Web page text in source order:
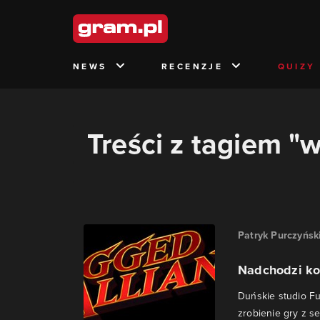
NEWS RECENZJE QUIZY
Treści z tagiem
Patryk Purczyński
Nadchodzi
Duńskie studio
zrobienie gry z